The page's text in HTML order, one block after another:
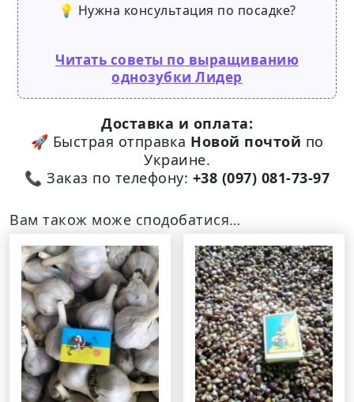
💡 Нужна консультация по посадке?
Читать советы по выращиванию
однозубки Лидер
Доставка и оплата:
🚀 Быстрая отправка Новой почтой по
Украине.
📞 Заказ по телефону: +38 (097) 081-73-97
Вам також може сподобатися…